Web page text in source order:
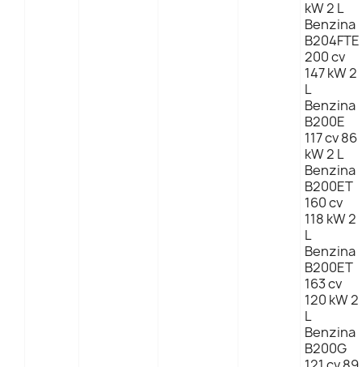
kW 2 L
Benzina
B204FTE
200 cv
147 kW 2
L
Benzina
B200E
117 cv 86
kW 2 L
Benzina
B200ET
160 cv
118 kW 2
L
Benzina
B200ET
163 cv
120 kW 2
L
Benzina
B200G